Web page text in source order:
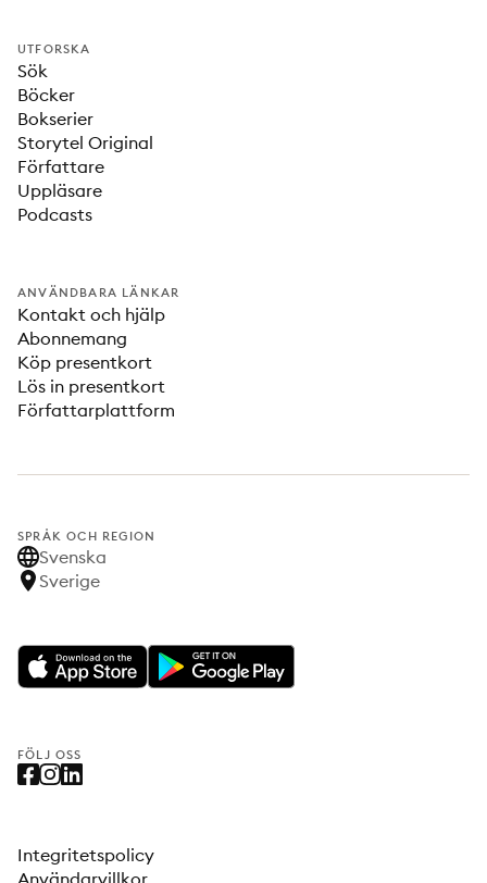
UTFORSKA
Sök
Böcker
Bokserier
Storytel Original
Författare
Uppläsare
Podcasts
ANVÄNDBARA LÄNKAR
Kontakt och hjälp
Abonnemang
Köp presentkort
Lös in presentkort
Författarplattform
SPRÅK OCH REGION
Svenska
Sverige
FÖLJ OSS
Integritetspolicy
Användarvillkor